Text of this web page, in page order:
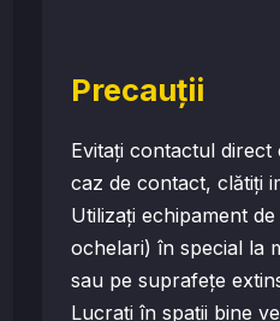
Precauții
Evitați contactul direct
caz de contact, clătiți
Utilizați echipament
ochelari) în special la
sau pe suprafețe
Lucrați în spații bine